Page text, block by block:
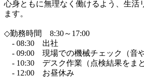
心身ともに無理なく働けるよう、生活
ます。
◇勤務時間　8:30～17:00
- 08:30　出社
- 09:00　現場での機械チェック（音
- 10:30　デスク作業（点検結果をま
- 12:00　お昼休み